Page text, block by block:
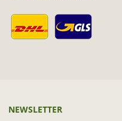
NEWSLETTER